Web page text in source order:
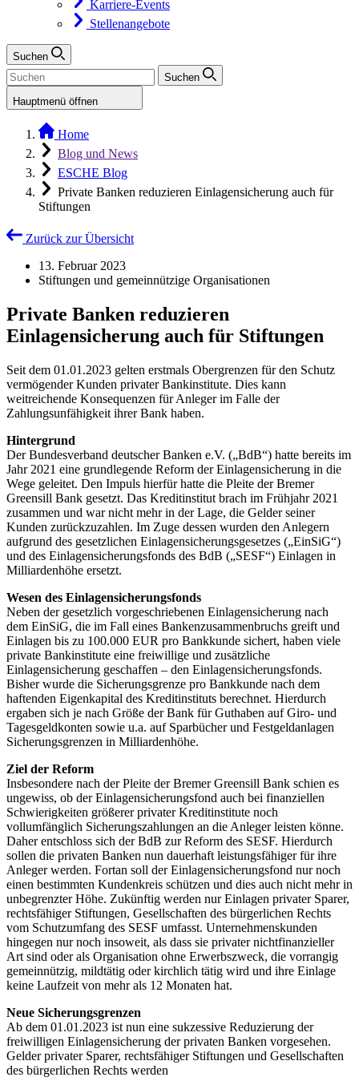
Karriere-Events
Stellenangebote
Suchen
Suchen
Hauptmenü öffnen
Home
Blog und News
ESCHE Blog
Private Banken reduzieren Einlagensicherung auch für
Stiftungen
Zurück zur Übersicht
13. Februar 2023
Stiftungen und gemeinnützige Organisationen
Private Banken reduzieren
Einlagensicherung auch für Stiftungen
Seit dem 01.01.2023 gelten erstmals Obergrenzen für den Schutz
vermögender Kunden privater Bankinstitute. Dies kann
weitreichende Konsequenzen für Anleger im Falle der
Zahlungsunfähigkeit ihrer Bank haben.
Hintergrund
Der Bundesverband deutscher Banken e.V. („BdB“) hatte bereits im
Jahr 2021 eine grundlegende Reform der Einlagensicherung in die
Wege geleitet. Den Impuls hierfür hatte die Pleite der Bremer
Greensill Bank gesetzt. Das Kreditinstitut brach im Frühjahr 2021
zusammen und war nicht mehr in der Lage, die Gelder seiner
Kunden zurückzuzahlen. Im Zuge dessen wurden den Anlegern
aufgrund des gesetzlichen Einlagensicherungsgesetzes („EinSiG“)
und des Einlagensicherungsfonds des BdB („SESF“) Einlagen in
Milliardenhöhe ersetzt.
Wesen des Einlagensicherungsfonds
Neben der gesetzlich vorgeschriebenen Einlagensicherung nach
dem EinSiG, die im Fall eines Bankenzusammenbruchs greift und
Einlagen bis zu 100.000 EUR pro Bankkunde sichert, haben viele
private Bankinstitute eine freiwillige und zusätzliche
Einlagensicherung geschaffen – den Einlagensicherungsfonds.
Bisher wurde die Sicherungsgrenze pro Bankkunde nach dem
haftenden Eigenkapital des Kreditinstituts berechnet. Hierdurch
ergaben sich je nach Größe der Bank für Guthaben auf Giro- und
Tagesgeldkonten sowie u.a. auf Sparbücher und Festgeldanlagen
Sicherungsgrenzen in Milliardenhöhe.
Ziel der Reform
Insbesondere nach der Pleite der Bremer Greensill Bank schien es
ungewiss, ob der Einlagensicherungsfond auch bei finanziellen
Schwierigkeiten größerer privater Kreditinstitute noch
vollumfänglich Sicherungszahlungen an die Anleger leisten könne.
Daher entschloss sich der BdB zur Reform des SESF. Hierdurch
sollen die privaten Banken nun dauerhaft leistungsfähiger für ihre
Anleger werden. Fortan soll der Einlagensicherungsfond nur noch
einen bestimmten Kundenkreis schützen und dies auch nicht mehr in
unbegrenzter Höhe. Zukünftig werden nur Einlagen privater Sparer,
rechtsfähiger Stiftungen, Gesellschaften des bürgerlichen Rechts
vom Schutzumfang des SESF umfasst. Unternehmenskunden
hingegen nur noch insoweit, als dass sie privater nichtfinanzieller
Art sind oder als Organisation ohne Erwerbszweck, die vorrangig
gemeinnützig, mildtätig oder kirchlich tätig wird und ihre Einlage
keine Laufzeit von mehr als 12 Monaten hat.
Neue Sicherungsgrenzen
Ab dem 01.01.2023 ist nun eine sukzessive Reduzierung der
freiwilligen Einlagensicherung der privaten Banken vorgesehen.
Gelder privater Sparer, rechtsfähiger Stiftungen und Gesellschaften
des bürgerlichen Rechts werden